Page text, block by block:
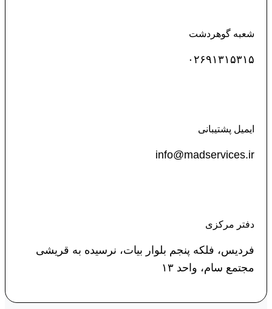
شعبه گوهردشت
۰۲۶۹۱۳۱۵۳۱۵
ایمیل پشتیبانی
info@madservices.ir
دفتر مرکزی
فردیس، فلکه پنجم بلوار بیات، نرسیده به قریشی
مجتمع سام، واحد ۱۳